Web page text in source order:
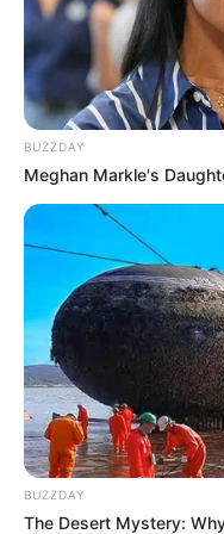
BUZZDAY
Meghan Markle's
BUZZDAY
The Desert Mystery: